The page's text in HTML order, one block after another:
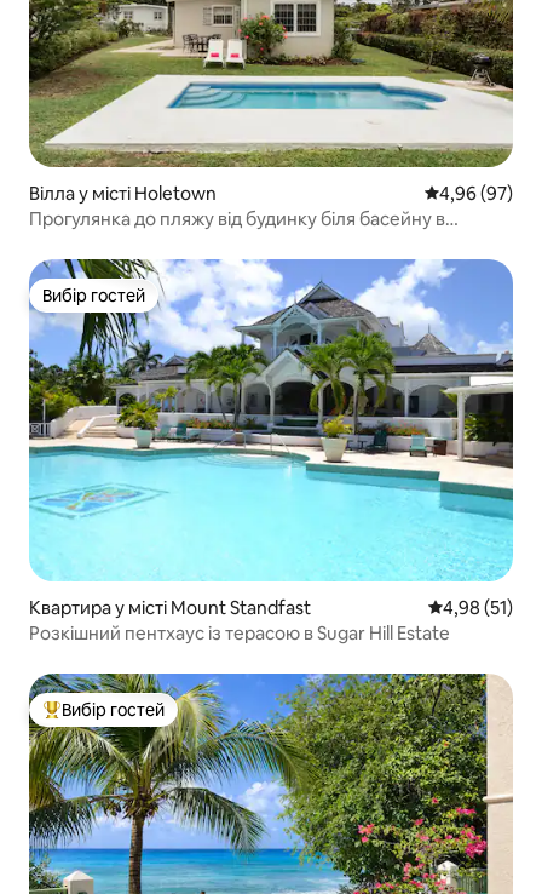
Вілла у місті Holetown Середня
4,96 (97)
Прогулянка до пляжу від будинку біля басейну в
Вибір гостей
Вибір гостей
Квартира у місті Mount Standfast Середня
4,98 (51)
Розкішний пентхаус із терасою в Sugar Hill Estate
Топ вибір гостей
Вибір гостей